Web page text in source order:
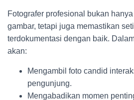
Fotografer profesional bukan
gambar, tetapi juga memastikan
terdokumentasi dengan baik.
akan:
Mengambil foto candid
pengunjung.
Mengabadikan momen